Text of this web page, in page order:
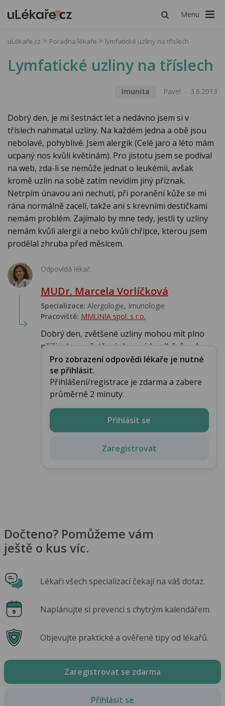
Menu
uLékaře.cz Poradna lékaře lymfatické uzliny na tříslech
Lymfatické uzliny na tříslech
Imunita Pavel 3.6.2013
Dobrý den, je mi šestnáct let a nedávno jsem si v
tříslech nahmatal uzliny. Na každém jedna a obě jsou
nebolavé, pohyblivé. Jsem alergik (Celé jaro a léto mám
ucpaný nos kvůli květinám). Pro jistotu jsem se podíval
na web, zda-li se nemůže jednat o leukémii, avšak
kromě uzlin na sobě zatím nevidím jiný příznak.
Netrpím únavou ani nechutí, při poranění kůže se mi
rána normálně zacelí, takže ani s krevními destičkami
nemám problém. Zajímalo by mne tedy, jestli ty uzliny
nemám kvůli alergii a nebo kvůli chřipce, kterou jsem
prodělal zhruba před měsícem.
Odpovídá lékař:
MUDr. Marcela Vorlíčková
Specializace: Alergologie‎, Imunologie‎
Pracoviště: MMUNIA spol. s r.o.
Dobrý den, zvětšené uzliny mohou mít plno
příčin, bez vyšetření , krevních odběrů nelz...
Pro zobrazení odpovědi lékaře je nutné
se přihlásit.
Přihlášení/registrace je zdarma a zabere
průměrně 2 minuty.
Přihlásit se
Zaregistrovat
Dočteno? Pomůžeme vám
ještě o kus víc.
Lékaři všech specializací čekají na váš dotaz.
Naplánujte si prevenci s chytrým kalendářem.
Objevujte praktické a ověřené tipy od lékařů.
Zaregistrovat se zdarma
Přihlásit se